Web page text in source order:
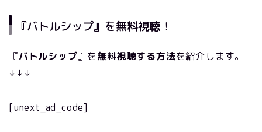
『バトルシップ』を無料視聴！
『バトルシップ』を 無料視聴する方法を紹介します。
↓↓↓
[unext_ad_code]